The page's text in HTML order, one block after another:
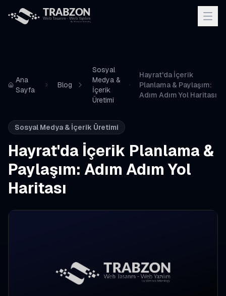
Ana
Sayfa
Blog
Sosyal
Medya &
İçerik
Üretimi
Hayrat'da İçerik
Planlama & Paylaşım:
Adım Adım Yol Haritası
Sosyal Medya & İçerik Üretimi
Hayrat'da İçerik Planlama &
Paylaşım: Adım Adım Yol
Haritası